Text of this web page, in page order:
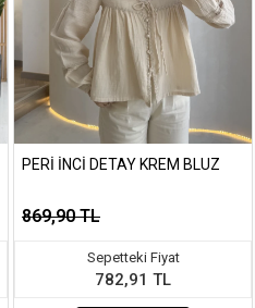
PERI İNCI DETAY KREM BLUZ
869,90 TL
Sepetteki Fiyat
782,91 TL